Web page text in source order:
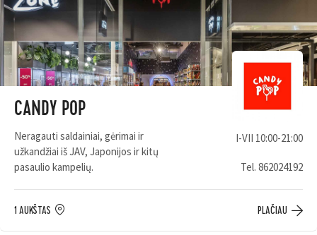
CANDY POP
Neragauti saldainiai, gėrimai ir
užkandžiai iš JAV, Japonijos ir kitų
pasaulio kampelių.
I-VII 10:00-21:00
Tel. 862024192
1 AUKŠTAS PLAČIAU